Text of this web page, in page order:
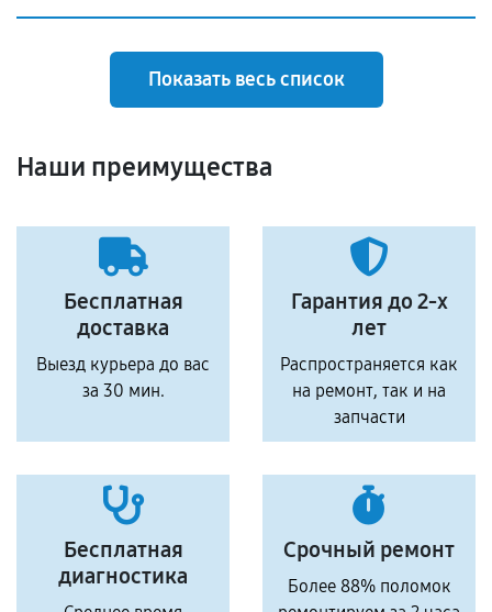
Показать весь список
Наши преимущества
Бесплатная
доставка
Выезд курьера до вас
за 30 мин.
Гарантия до 2-х
лет
Распространяется как
на ремонт, так и на
запчасти
Бесплатная
диагностика
Срочный ремонт
Более 88% поломок